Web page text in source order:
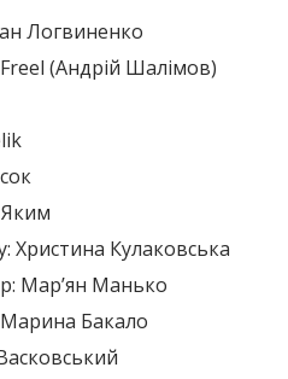
Логвиненко
(Андрій Шалімов)
Христина Кулаковська
Мар’ян Манько
Бакало